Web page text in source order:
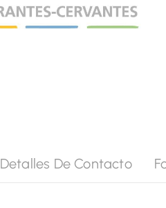
Detalles De Contacto